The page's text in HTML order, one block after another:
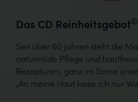
Das CD Reinheitsgebot©
Seit über 60 Jahren steht die
naturmilde Pflege und
Rezepturen, ganz im Sinne
„An meine Haut lasse ich nur